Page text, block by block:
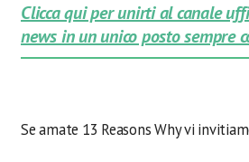
Clicca qui per unirti al canale
news in un unico posto sempre
Se amate 13 Reasons Why vi